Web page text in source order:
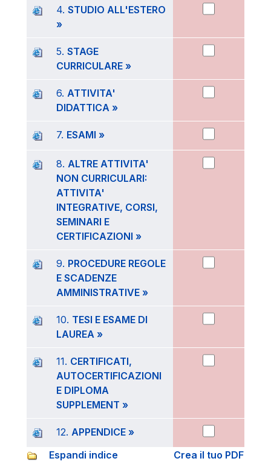
4. STUDIO ALL'ESTERO
»
5. STAGE
CURRICULARE »
6. ATTIVITA'
DIDATTICA »
7. ESAMI »
8. ALTRE ATTIVITA'
NON CURRICULARI:
ATTIVITA'
INTEGRATIVE, CORSI,
SEMINARI E
CERTIFICAZIONI »
9. PROCEDURE REGOLE
E SCADENZE
AMMINISTRATIVE »
10. TESI E ESAME DI
LAUREA »
11. CERTIFICATI,
AUTOCERTIFICAZIONI
E DIPLOMA
SUPPLEMENT »
12. APPENDICE »
Espandi indice
Crea il tuo PDF